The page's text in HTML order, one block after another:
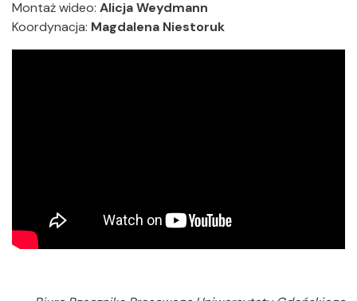
Montaż wideo: Alicja Weydmann
Koordynacja: Magdalena Niestoruk